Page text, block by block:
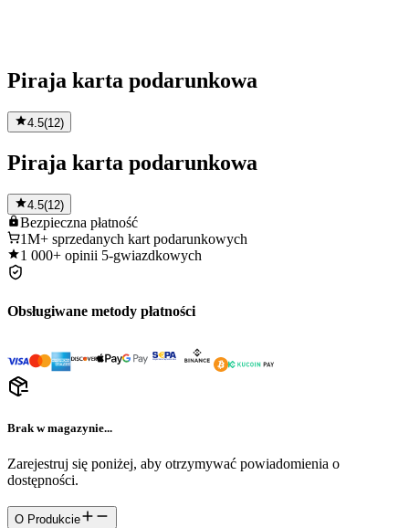
Piraja karta podarunkowa
4.5(12)
Piraja karta podarunkowa
4.5(12)
Bezpieczna płatność
1M+ sprzedanych kart podarunkowych
1 000+ opinii 5-gwiazdkowych
Obsługiwane metody płatności
Brak w magazynie...
Zarejestruj się poniżej, aby otrzymywać powiadomienia o
dostępności.
O Produkcie